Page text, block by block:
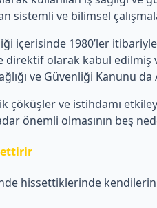
sistemli ve bilimsel
içerisinde 1980’ler itibariyle
direktif olarak kabul
ve Güvenliği Kanunu
çöküşler ve istihdamı
önemli olmasının beş
hissettiklerinde